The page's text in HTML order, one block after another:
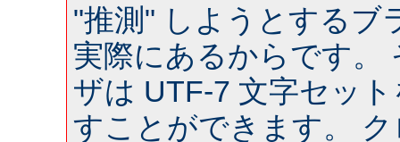
"推測" しようとするブ
実際にあるからです。
ザは UTF-7 文字セッ
すことができます。